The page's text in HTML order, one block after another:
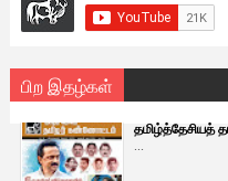
பிற இதழ்கள்
தமிழ்த்தேசியத்
...